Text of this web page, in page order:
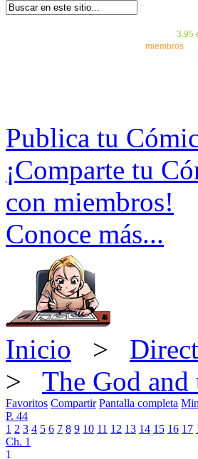
3.95
miembros
Publica tu
¡Comparte tu
con miembros!
Conoce más...
Inicio >
> The God and
Favoritos Compartir Pantalla completa
P. 44
1 2 3 4 5 6 7 8 9 10 11 12 13 14 15 16 17
Ch. 1
1